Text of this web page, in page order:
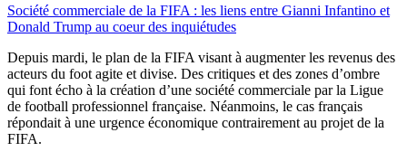
Société commerciale de la FIFA : les liens entre Gianni Infantino et
Donald Trump au coeur des inquiétudes
Depuis mardi, le plan de la FIFA visant à augmenter les revenus des
acteurs du foot agite et divise. Des critiques et des zones d’ombre
qui font écho à la création d’une société commerciale par la Ligue
de football professionnel française. Néanmoins, le cas français
répondait à une urgence économique contrairement au projet de la
FIFA.